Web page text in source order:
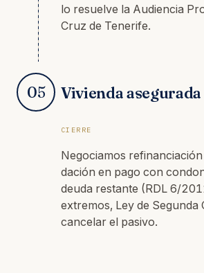
lo resuelve la Audiencia
Cruz de Tenerife.
05 Vivienda asegurada
CIERRE
Negociamos
dación en pago con
deuda restante (RDL 6/
extremos, Ley de Segunda
cancelar el pasivo.